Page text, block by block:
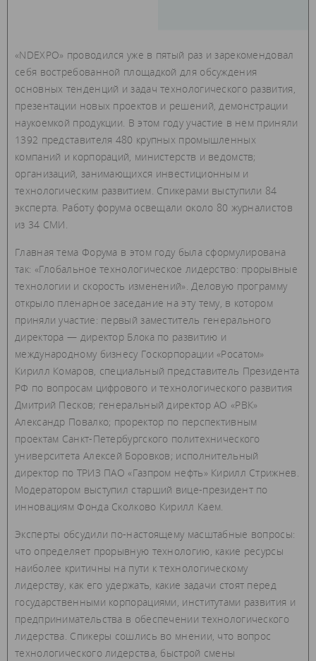
«NDEXPO» проводился уже в пятый раз и зарекомендовал
себя востребованной площадкой для обсуждения
основных тенденций и задач технологического развития,
презентации новых проектов и решений, демонстрации
наукоемкой продукции. В этом году участие в нем приняли
1392 представителя 480 крупных промышленных
компаний и корпораций, министерств и ведомств;
организаций, занимающихся инвестиционным и
технологическим развитием. Спикерами выступили 84
эксперта. Работу форума освещали около 80 журналистов
из 34 СМИ.
Главная тема Форума в этом году была сформулирована
так: «Глобальное технологическое лидерство: прорывные
технологии и скорость изменений». Деловую программу
открыло пленарное заседание на эту тему, в котором
приняли участие: первый заместитель генерального
директора — директор Блока по развитию и
международному бизнесу Госкорпорации «Росатом»
Кирилл Комаров, специальный представитель Президента
РФ по вопросам цифрового и технологического развития
Дмитрий Песков; генеральный директор АО «РВК»
Александр Повалко; проректор по перспективным
проектам Санкт-Петербургского политехнического
университета Алексей Боровков; исполнительный
директор по ТРИЗ ПАО «Газпром нефть» Кирилл Стрижнев.
Модератором выступил старший вице-президент по
инновациям Фонда Сколково Кирилл Каем.
Эксперты обсудили по-настоящему масштабные вопросы:
что определяет прорывную технологию, какие ресурсы
наиболее критичны на пути к технологическому
лидерству, как его удержать, какие задачи стоят перед
государственными корпорациями, институтами развития и
предпринимательства в обеспечении технологического
лидерства. Спикеры сошлись во мнении, что вопрос
технологического лидерства, быстрой смены